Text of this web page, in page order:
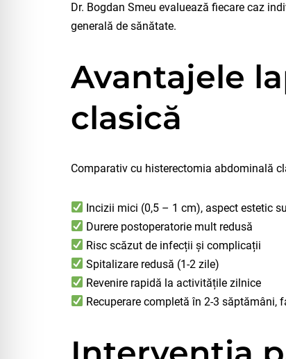
Dr. Bogdan Smeu evaluează fiecare caz
generală de sănătate.
Avantajele
clasică
Comparativ cu histerectomia abdominală
Incizii mici (0,5 – 1 cm), aspect estetic
Durere postoperatorie mult redusă
Risc scăzut de infecții și complicații
Spitalizare redusă (1-2 zile)
Revenire rapidă la activitățile zilnice
Recuperare completă în 2-3